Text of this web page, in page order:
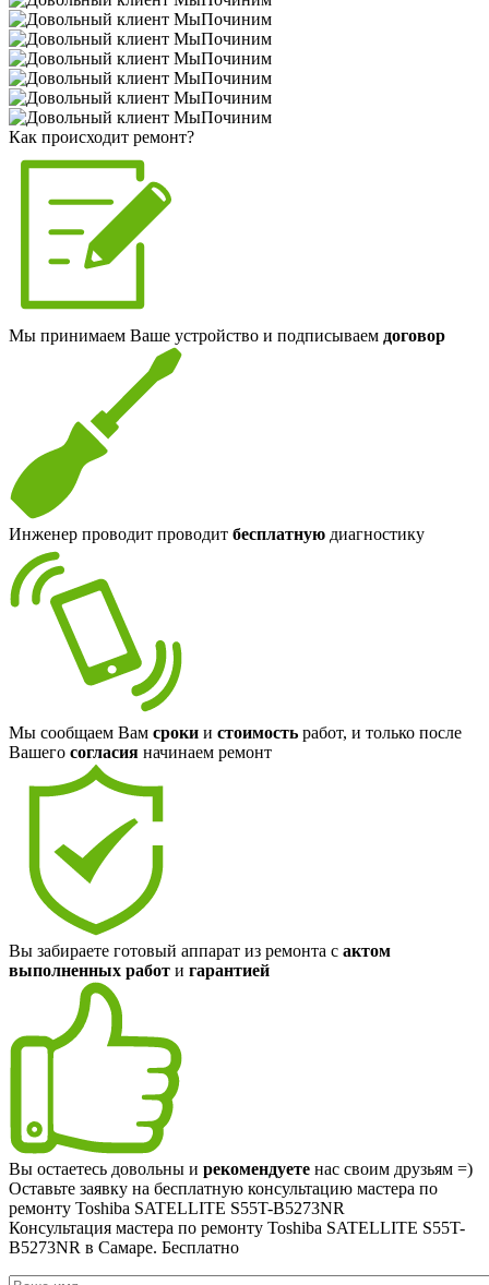
Как происходит ремонт?
Мы принимаем Ваше устройство и подписываем договор
Инженер проводит проводит бесплатную диагностику
Мы сообщаем Вам сроки и стоимость работ, и только после
Вашего согласия начинаем ремонт
Вы забираете готовый аппарат из ремонта с актом
выполненных работ и гарантией
Вы остаетесь довольны и рекомендуете нас своим друзьям =)
Оставьте заявку на бесплатную консультацию мастера по
ремонту Toshiba SATELLITE S55T-B5273NR
Консультация мастера по ремонту Toshiba SATELLITE S55T-
B5273NR в Самаре. Бесплатно